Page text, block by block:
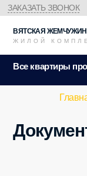
ВЯТСКАЯ
ЖИЛОЙ
ЗАКАЗАТЬ ЗВОНОК
Все квартиры